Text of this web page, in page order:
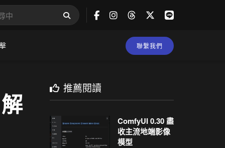
聯繫我們
推薦閱讀
ComfyUI 0.30 盡
收主流地端影像
模型